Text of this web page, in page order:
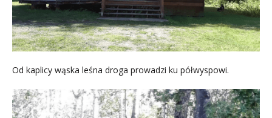
Od kaplicy wąska leśna droga prowadzi ku półwyspowi.